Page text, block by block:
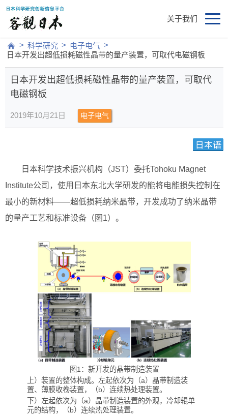
关于我们
> 科学研究 > 电子电气 >
日本开发出超低损耗磁性晶带的量产装置，可取代电磁钢板
日本开发出超低损耗磁性晶带的量产装置，可取代
电磁钢板
2019年10月21日 电子电气
日本科学技术振兴机构（JST）委托Tohoku Magnet
Institute公司，使用日本东北大学研发的能将电能损失控制在
最小的新材料——超低损耗纳米晶带，开发成功了纳米晶带
的量产工艺和标准设备（图1）。
图1：新开发的晶带制造装置
上）装置的整体构成。左起依次为（a）晶带制造装
置、薄膜收卷装置，（b）连续热处理装置。
下）左起依次为（a）晶带制造装置的外观，冷却辊单
元的结构，（b）连续热处理装置。